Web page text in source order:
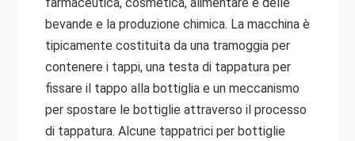
bevande e la produzione chimica. La macchina è
tipicamente costituita da una tramoggia per
contenere i tappi, una testa di tappatura per
fissare il tappo alla bottiglia e un meccanismo
per spostare le bottiglie attraverso il processo
di tappatura. Alcune tappatrici per bottiglie